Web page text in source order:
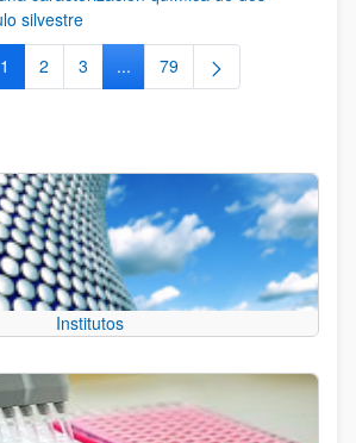
silvestre
Página
1 Página
2 Página
3 ...Páginas intermedias Use TAB
Página
79
Institutos